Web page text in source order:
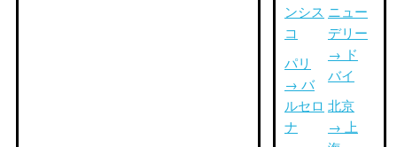
ンシス
コ
パリ
→ バ
ルセロ
ナ
ニュー
デリー
→ ド
バイ
北京
→ 上